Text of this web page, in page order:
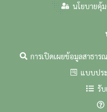
นโยบายคุ้
การเปิดเผยข้อมูลสาธา
แบบปร
รับ